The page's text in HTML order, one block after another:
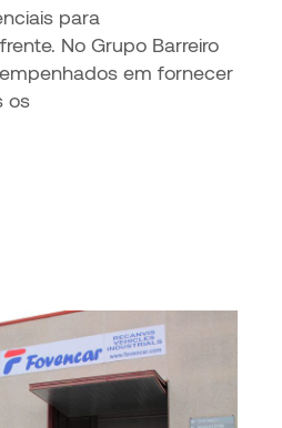
para
No Grupo Barreiro
em fornecer
os